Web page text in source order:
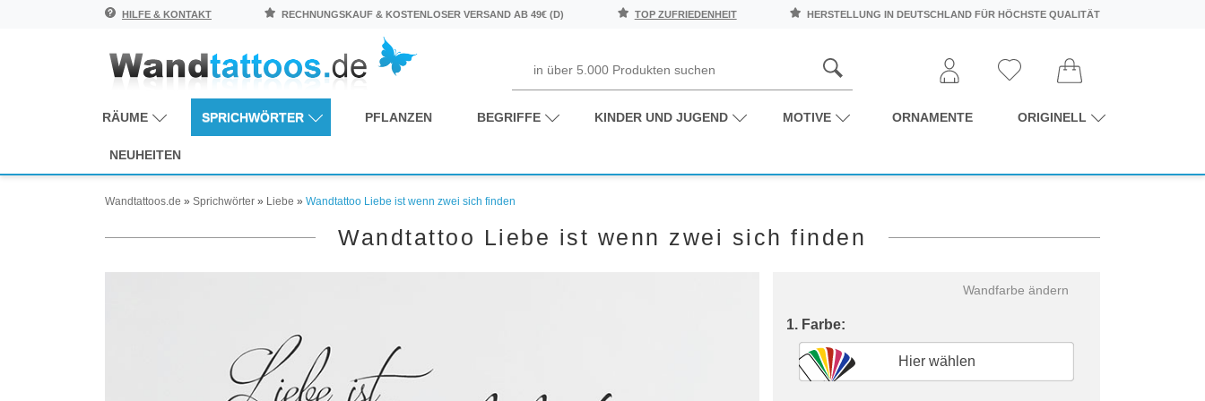
HILFE & KONTAKT RECHNUNGSKAUF & KOSTENLOSER VERSAND AB 49€ (D) TOP ZUFRIEDENHEIT HERSTELLUNG IN DEUTSCHLAND FÜR HÖCHSTE QUALITÄT
RÄUME SPRICHWÖRTER PFLANZEN BEGRIFFE KINDER UND JUGEND MOTIVE ORNAMENTE ORIGINELL
NEUHEITEN
Wandtattoos.de » Sprichwörter » Liebe » Wandtattoo Liebe ist wenn zwei sich finden
Wandtattoo Liebe ist wenn zwei sich finden
Wandfarbe ändern
1. Farbe:
Hier wählen